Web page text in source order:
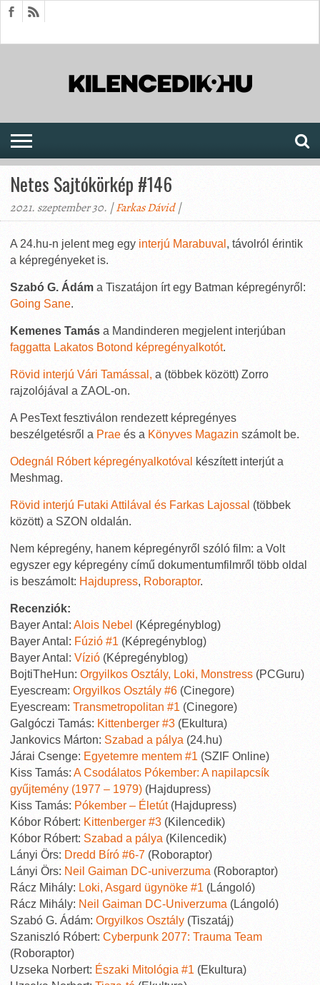
Netes Sajtókörkép #146
2021. szeptember 30. |Farkas Dávid|
A 24.hu-n jelent meg egy interjú Marabuval , távolról érintik
a képregényeket is.
Szabó G. Ádám a Tiszatájon írt egy Batman képregényről:
Going Sane.
Kemenes Tamás a Mandinderen megjelent interjúban
faggatta Lakatos Botond képregényalkotót.
Rövid interjú Vári Tamással, a (többek között) Zorro
rajzolójával a ZAOL-on.
A PesText fesztiválon rendezett képregényes
beszélgetésről a Prae és a Könyves Magazin számolt be.
Odegnál Róbert képregényalkotóval
készített interjút a
Meshmag.
Rövid interjú Futaki Attilával és Farkas Lajossal (többek
között) a SZON oldalán.
Nem képregény, hanem képregényről szóló film: a Volt
egyszer egy képregény című dokumentumfilmről több oldal
is beszámolt: Hajdupress, Roboraptor.
Recenziók:
Bayer Antal: Alois Nebel (Képregényblog)
Bayer Antal: Fúzió #1 (Képregényblog)
Bayer Antal: Vízió (Képregényblog)
BojtiTheHun: Orgyilkos Osztály, Loki, Monstress (PCGuru)
Eyescream: Orgyilkos Osztály #6 (Cinegore)
Eyescream: Transmetropolitan #1 (Cinegore)
Galgóczi Tamás: Kittenberger #3 (Ekultura)
Jankovics Márton: Szabad a pálya (24.hu)
Járai Csenge: Egyetemre mentem #1 (SZIF Online)
Kiss Tamás: A Csodálatos Pókember: A napilapcsík
gyűjtemény (1977 – 1979) (Hajdupress)
Kiss Tamás: Pókember – Életút(Hajdupress)
Kóbor Róbert: Kittenberger #3 (Kilencedik)
Kóbor Róbert: Szabad a pálya (Kilencedik)
Lányi Örs: Dredd Bíró #6-7 (Roboraptor)
Lányi Örs: Neil Gaiman DC-univerzuma (Roboraptor)
Rácz Mihály: Loki, Asgard ügynöke #1 (Lángoló)
Rácz Mihály: Neil Gaiman DC-Univerzuma (Lángoló)
Szabó G. Ádám: Orgyilkos Osztály (Tiszatáj)
Szaniszló Róbert: Cyberpunk 2077: Trauma Team
(Roboraptor)
Uzseka Norbert: Északi Mitológia #1 (Ekultura)